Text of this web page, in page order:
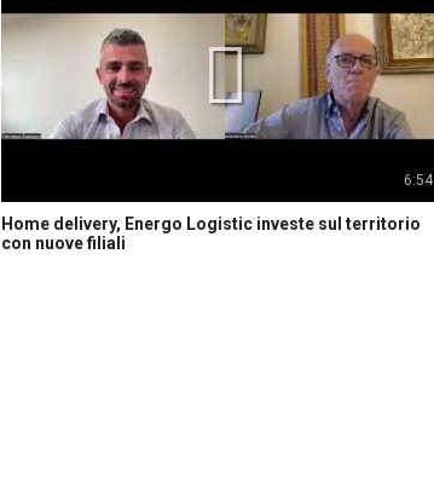
6:54
Home delivery, Energo Logistic investe sul territorio
con nuove filiali